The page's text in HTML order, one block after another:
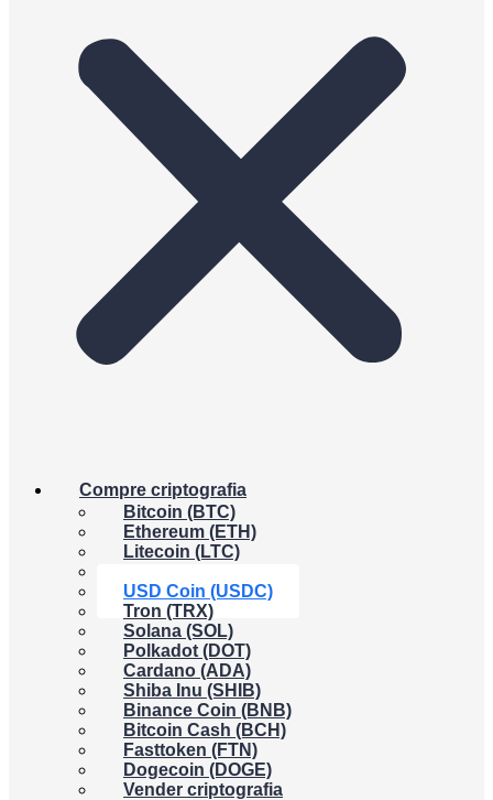
Compre criptografia
Bitcoin (BTC)
Ethereum (ETH)
Litecoin (LTC)
USD Coin (USDC)
Tron (TRX)
Solana (SOL)
Polkadot (DOT)
Cardano (ADA)
Shiba Inu (SHIB)
Binance Coin (BNB)
Bitcoin Cash (BCH)
Fasttoken (FTN)
Dogecoin (DOGE)
Vender criptografia